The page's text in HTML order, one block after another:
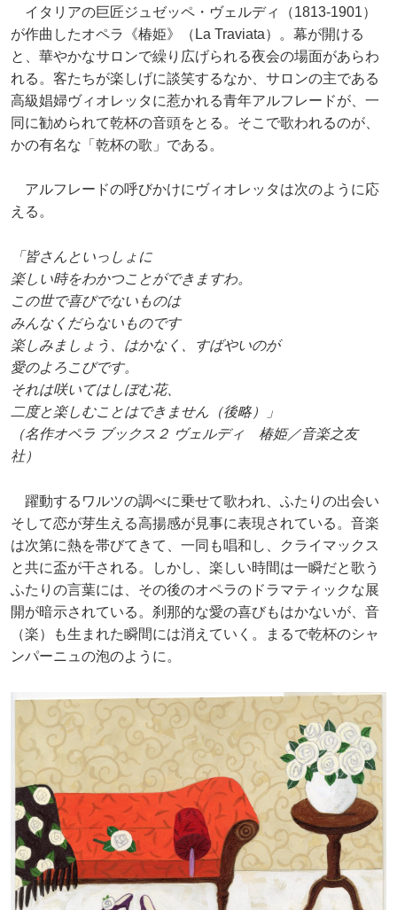
イタリアの巨匠ジュゼッペ・ヴェルディ（1813-1901）
が作曲したオペラ《椿姫》（La Traviata）。幕が開ける
と、華やかなサロンで繰り広げられる夜会の場面があらわ
れる。客たちが楽しげに談笑するなか、サロンの主である
高級娼婦ヴィオレッタに惹かれる青年アルフレードが、一
同に勧められて乾杯の音頭をとる。そこで歌われるのが、
かの有名な「乾杯の歌」である。
アルフレードの呼びかけにヴィオレッタは次のように応
える。
「皆さんといっしょに
楽しい時をわかつことができますわ。
この世で喜びでないものは
みんなくだらないものです
楽しみましょう、はかなく、すばやいのが
愛のよろこびです。
それは咲いてはしぼむ花、
二度と楽しむことはできません（後略）」
（名作オペラ ブックス２ ヴェルディ 椿姫／音楽之友
社）
躍動するワルツの調べに乗せて歌われ、ふたりの出会い
そして恋が芽生える高揚感が見事に表現されている。音楽
は次第に熱を帯びてきて、一同も唱和し、クライマックス
と共に盃が干される。しかし、楽しい時間は一瞬だと歌う
ふたりの言葉には、その後のオペラのドラマティックな展
開が暗示されている。刹那的な愛の喜びもはかないが、音
（楽）も生まれた瞬間には消えていく。まるで乾杯のシャ
ンパーニュの泡のように。